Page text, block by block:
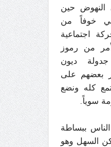
النهوض حين
خوفاً من
اجتماعية
من رموز
جدولة ديون
بعضهم على
كله ونضع
سوياً.
ببساطة
السهل وهو